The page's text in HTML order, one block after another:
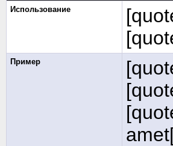
Использование
Пример